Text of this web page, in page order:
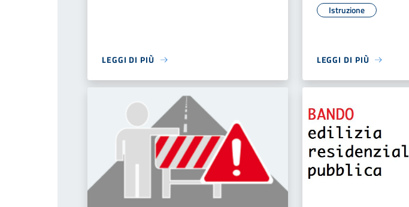
LEGGI DI PIÙ
Istruzione
LEGGI DI PIÙ